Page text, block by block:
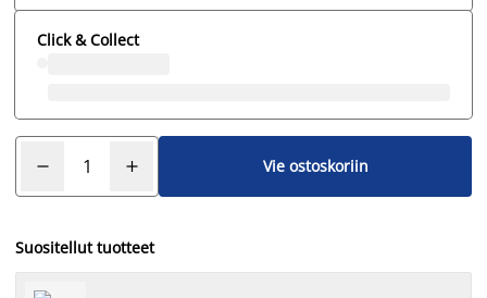
Click & Collect
Vie ostoskoriin
Suositellut tuotteet